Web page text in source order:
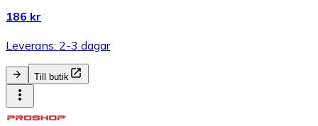
186 kr
Leverans: 2-3 dagar
Till butik